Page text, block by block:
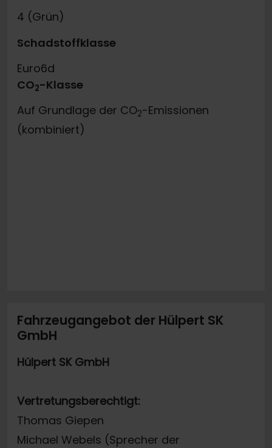
4 (Grün)
Schadstoffklasse
Euro6d
CO2-Klasse
Auf Grundlage der CO2-Emissionen
(kombiniert)
Fahrzeugangebot der Hülpert SK
GmbH
Hülpert SK GmbH
Vertretungsberechtigt:
Thomas Giepen
Michael Webels (Sprecher der